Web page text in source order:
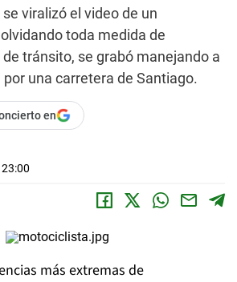
viralizó el video de un
toda medida de
tránsito, se grabó manejando a
una carretera de Santiago.
en
más extremas de